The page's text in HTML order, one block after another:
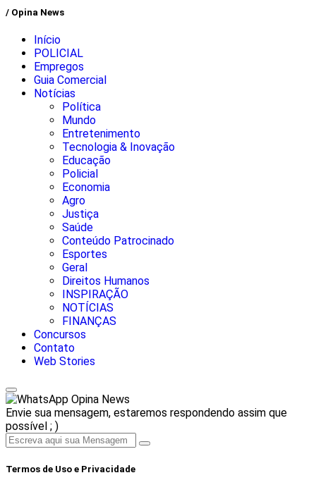
/ Opina News
Início
POLICIAL
Empregos
Guia Comercial
Notícias
Política
Mundo
Entretenimento
Tecnologia & Inovação
Educação
Policial
Economia
Agro
Justiça
Saúde
Conteúdo Patrocinado
Esportes
Geral
Direitos Humanos
INSPIRAÇÃO
NOTÍCIAS
FINANÇAS
Concursos
Contato
Web Stories
Opina News
Envie sua mensagem, estaremos respondendo assim que
possível ; )
Termos de Uso e Privacidade